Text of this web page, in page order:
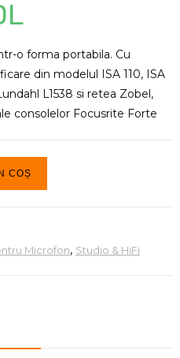
o forma portabila. Cu
din modelul ISA 110, ISA
L1538 si retea Zobel,
consolelor Focusrite Forte
COȘ
Microfon, Studio & HiFi